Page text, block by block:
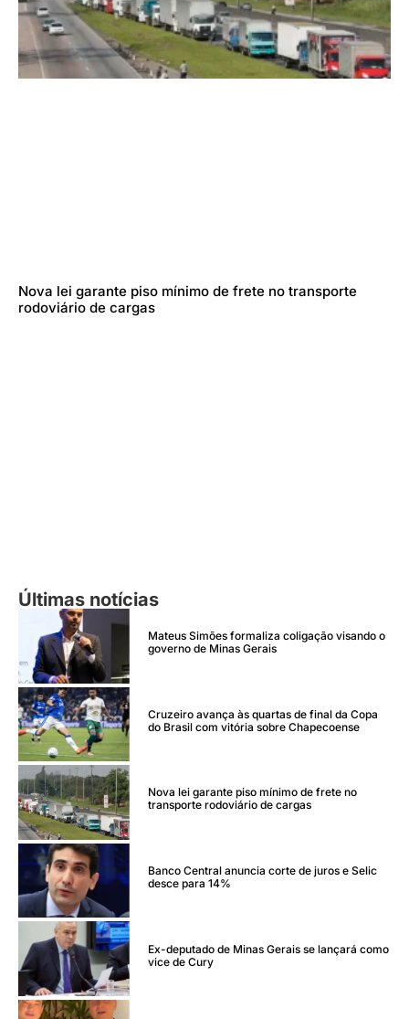
Nova lei garante piso mínimo de frete no transporte
rodoviário de cargas
Últimas notícias
Mateus Simões formaliza coligação visando o
governo de Minas Gerais
Cruzeiro avança às quartas de final da Copa
do Brasil com vitória sobre Chapecoense
Nova lei garante piso mínimo de frete no
transporte rodoviário de cargas
Banco Central anuncia corte de juros e Selic
desce para 14%
Ex-deputado de Minas Gerais se lançará como
vice de Cury